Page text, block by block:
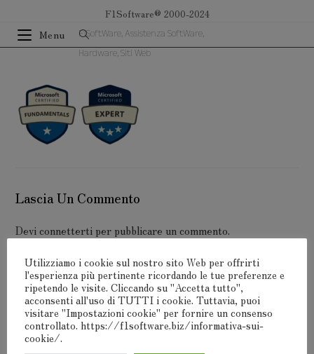
contenuto
F1Software® 2000-2024
Menu
F1SoftWare, Assistenza SoftWare,
Hardware, Siti Web
Lascia Un Commento
Deviconnetterti per pubblicare un commento.
F1Software® 2000-2024
Utilizziamo i cookie sul nostro sito Web per offrirti
l'esperienza più pertinente ricordando le tue preferenze e
ripetendo le visite. Cliccando su "Accetta tutto",
acconsenti all'uso di TUTTI i cookie. Tuttavia, puoi
visitare "Impostazioni cookie" per fornire un consenso
controllato. https://f1software.biz/informativa-sui-
cookie/.